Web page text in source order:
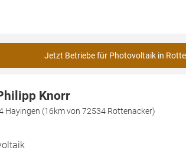
Jetzt Betriebe für Photovoltaik in
Knorr
Hayingen (16km von 72534 Rottenacker)